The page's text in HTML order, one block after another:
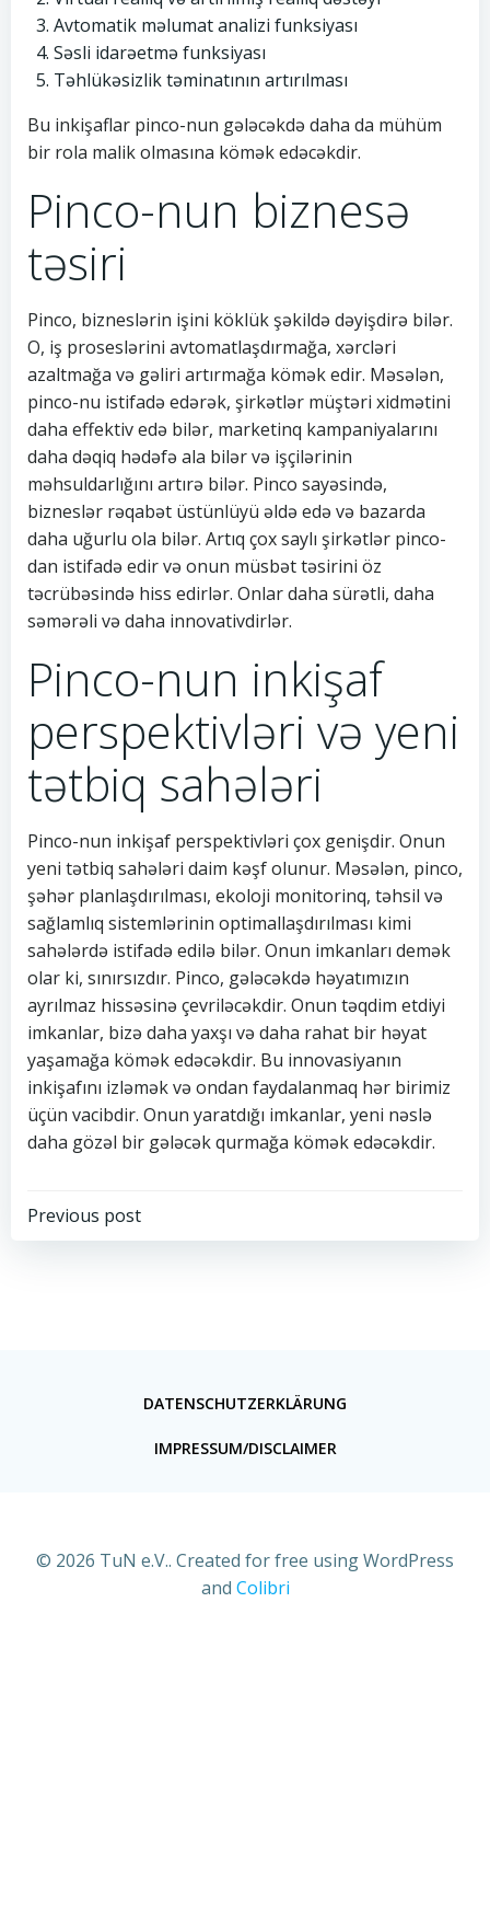
Avtomatik məlumat analizi funksiyası
Səsli idarəetmə funksiyası
Təhlükəsizlik təminatının artırılması
Bu inkişaflar pinco-nun gələcəkdə daha da mühüm
bir rola malik olmasına kömək edəcəkdir.
Pinco-nun biznesə
təsiri
Pinco, bizneslərin işini köklük şəkildə dəyişdirə bilər.
O, iş proseslərini avtomatlaşdırmağa, xərcləri
azaltmağa və gəliri artırmağa kömək edir. Məsələn,
pinco-nu istifadə edərək, şirkətlər müştəri xidmətini
daha effektiv edə bilər, marketinq kampaniyalarını
daha dəqiq hədəfə ala bilər və işçilərinin
məhsuldarlığını artırə bilər. Pinco sayəsində,
bizneslər rəqabət üstünlüyü əldə edə və bazarda
daha uğurlu ola bilər. Artıq çox saylı şirkətlər pinco-
dan istifadə edir və onun müsbət təsirini öz
təcrübəsində hiss edirlər. Onlar daha sürətli, daha
səmərəli və daha innovativdirlər.
Pinco-nun inkişaf
perspektivləri və yeni
tətbiq sahələri
Pinco-nun inkişaf perspektivləri çox genişdir. Onun
yeni tətbiq sahələri daim kəşf olunur. Məsələn, pinco,
şəhər planlaşdırılması, ekoloji monitorinq, təhsil və
sağlamlıq sistemlərinin optimallaşdırılması kimi
sahələrdə istifadə edilə bilər. Onun imkanları demək
olar ki, sınırsızdır. Pinco, gələcəkdə həyatımızın
ayrılmaz hissəsinə çevriləcəkdir. Onun təqdim etdiyi
imkanlar, bizə daha yaxşı və daha rahat bir həyat
yaşamağa kömək edəcəkdir. Bu innovasiyanın
inkişafını izləmək və ondan faydalanmaq hər birimiz
üçün vacibdir. Onun yaratdığı imkanlar, yeni nəslə
daha gözəl bir gələcək qurmağa kömək edəcəkdir.
Previous post
DATENSCHUTZERKLÄRUNG
IMPRESSUM/DISCLAIMER
© 2026 TuN e.V.. Created for free using WordPress
and Colibri